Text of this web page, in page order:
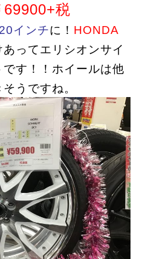
69900+税
20インチに！ HONDA
ってエリシオンサイ
す！！ホイールは他
うですね。